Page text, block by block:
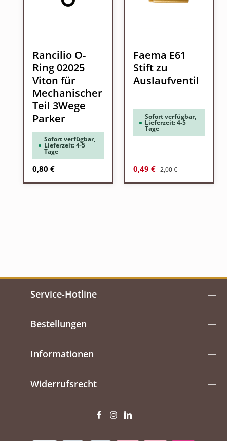
Rancilio O-
Ring 02025
Viton für
Mechanischer
Teil 3Wege
Parker
Sofort verfügbar,
Lieferzeit: 4-5
Tage
Regulärer Preis:
0,80 €
Faema E61
Stift zu
Auslaufventil
Sofort verfügbar,
Lieferzeit: 4-5
Tage
Verkaufspreis:
0,49 € Regulärer Preis:
2,00 €
Service-Hotline
Bestellungen
Informationen
Widerrufsrecht